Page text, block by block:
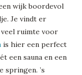
wijk boordevol
Je vindt er
ruimte voor
is hier een perfect
een sauna en een
springen. ’s